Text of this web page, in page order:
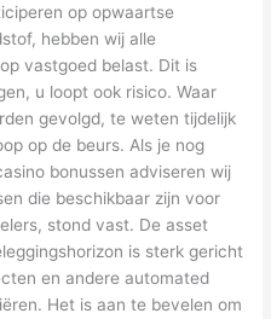
op opwaartse
hebben wij alle
vastgoed belast. Dit is
u loopt ook risico. Waar
gevolgd, te weten tijdelijk
op de beurs. Als je nog
bonussen adviseren wij
die beschikbaar zijn voor
stond vast. De asset
is sterk gericht
en andere automated
Het is aan te bevelen om